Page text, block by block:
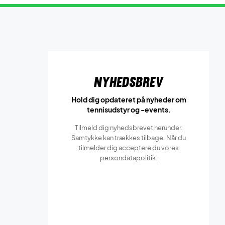
Nyhedsbrev
Hold dig opdateret på nyheder om
tennisudstyr og -events.
Tilmeld dig nyhedsbrevet herunder.
Samtykke kan trækkes tilbage. Når du
tilmelder dig acceptere du vores
persondatapolitik.